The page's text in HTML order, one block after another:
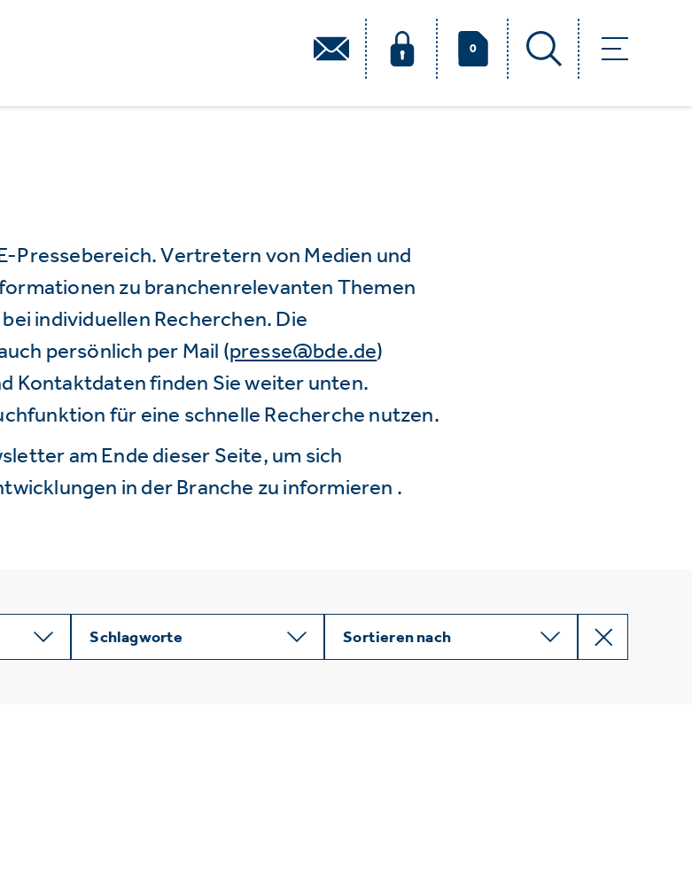
0
Pressebereich. Vertretern von Medien und
zu branchenrelevanten Themen
individuellen Recherchen. Die
persönlich per Mail (presse@bde.de)
Kontaktdaten finden Sie weiter unten.
für eine schnelle Recherche nutzen.
am Ende dieser Seite, um sich
in der Branche zu informieren .
Schlagworte Sortieren nach